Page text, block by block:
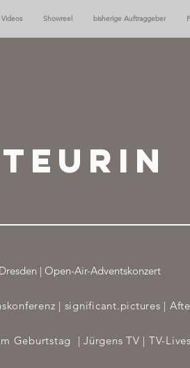
Videos Showreel bisherige Auftraggeber
| Open-Air-Adventskonzert
| significant.pictures |
Geburtstag | Jürgens TV | TV-